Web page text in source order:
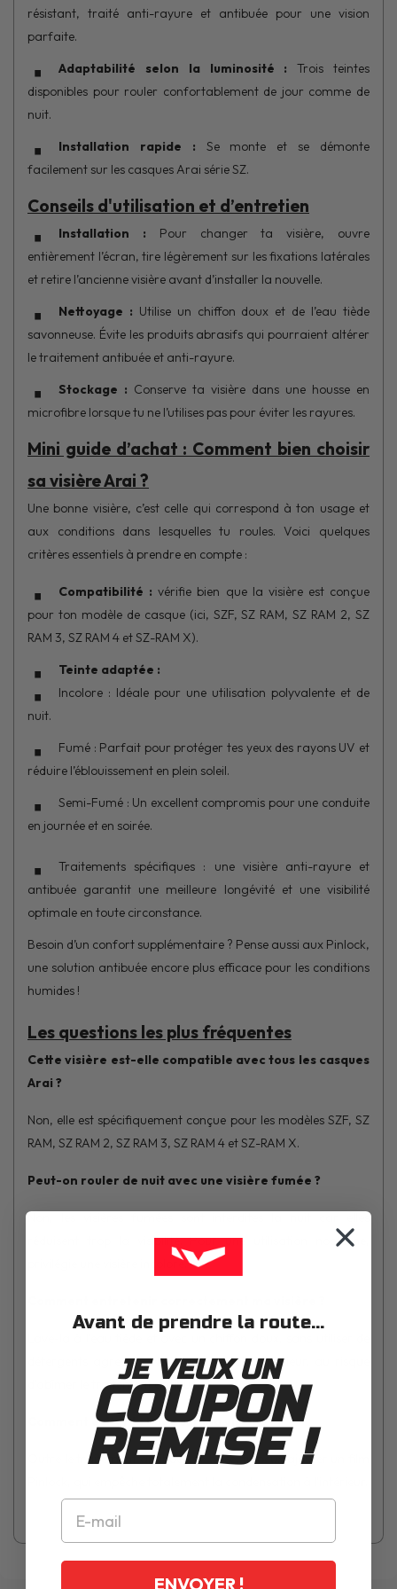
résistant, traité anti-rayure et antibuée pour une vision
parfaite.
Adaptabilité selon la luminosité : Trois teintes
disponibles pour rouler confortablement de jour comme de
nuit.
Installation rapide : Se monte et se démonte
facilement sur les casques Arai série SZ.
Conseils d'utilisation et d’entretien
Installation : Pour changer ta visière, ouvre
entièrement l’écran, tire légèrement sur les fixations latérales
et retire l’ancienne visière avant d’installer la nouvelle.
Nettoyage : Utilise un chiffon doux et de l’eau tiède
savonneuse. Évite les produits abrasifs qui pourraient altérer
le traitement antibuée et anti-rayure.
Stockage : Conserve ta visière dans une housse en
microfibre lorsque tu ne l’utilises pas pour éviter les rayures.
Mini guide d’achat : Comment bien choisir
sa visière Arai ?
Une bonne visière, c’est celle qui correspond à ton usage et
aux conditions dans lesquelles tu roules. Voici quelques
critères essentiels à prendre en compte :
Compatibilité : vérifie bien que la visière est conçue
pour ton modèle de casque (ici, SZF, SZ RAM, SZ RAM 2, SZ
RAM 3, SZ RAM 4 et SZ-RAM X).
Teinte adaptée :
Incolore : Idéale pour une utilisation polyvalente et de
nuit.
Fumé : Parfait pour protéger tes yeux des rayons UV et
réduire l’éblouissement en plein soleil.
Semi-Fumé : Un excellent compromis pour une conduite
en journée et en soirée.
Traitements spécifiques : une visière anti-rayure et
antibuée garantit une meilleure longévité et une visibilité
optimale en toute circonstance.
Besoin d’un confort supplémentaire ? Pense aussi aux Pinlock,
une solution antibuée encore plus efficace pour les conditions
humides !
Les questions les plus fréquentes
Cette visière est-elle compatible avec tous les casques
Arai ?
Non, elle est spécifiquement conçue pour les modèles SZF, SZ
RAM, SZ RAM 2, SZ RAM 3, SZ RAM 4 et SZ-RAM X.
Peut-on rouler de nuit avec une visière fumée ?
Non, les visières fumées sont interdites la nuit car elles
réduisent trop la visibilité. Pour une utilisation nocturne,
privilégie une visière incolore.
détergents agressifs. Ne gratte jamais l’intérieur, au risque
d’abîmer le traitement antibuée.
Comment éviter la buée sur ma visière ?
Outre le traitement antibuée de base, tu peux ajouter un film
Avant de prendre la route...
JE VEUX UN
COUPON
REMISE !
ENVOYER !